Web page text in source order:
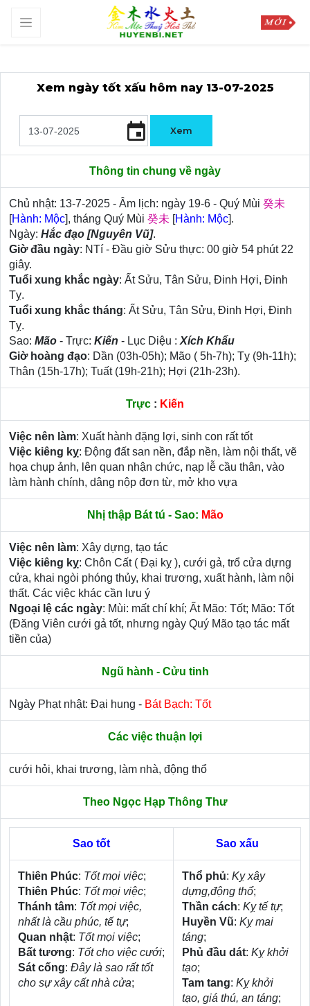
Xem ngày tốt xấu hôm nay 13-07-2025
event
Thông tin chung về ngày
Chủ nhật: 13-7-2025 - Âm lịch: ngày 19-6 - Quý Mùi 癸未
[Hành: Mộc], tháng Quý Mùi 癸未 [Hành: Mộc].
Ngày: Hắc đạo [Nguyên Vũ].
Giờ đầu ngày: NTí - Đầu giờ Sửu thực: 00 giờ 54 phút 22
giây.
Tuổi xung khắc ngày: Ất Sửu, Tân Sửu, Đinh Hợi, Đinh
Tỵ.
Tuổi xung khắc tháng: Ất Sửu, Tân Sửu, Đinh Hợi, Đinh
Tỵ.
Sao: Mão - Trực: Kiến - Lục Diệu : Xích Khẩu
Giờ hoàng đạo: Dần (03h-05h); Mão ( 5h-7h); Tỵ (9h-11h);
Thân (15h-17h); Tuất (19h-21h); Hợi (21h-23h).
Trực : Kiến
Việc nên làm: Xuất hành đặng lợi, sinh con rất tốt
Việc kiêng kỵ: Động đất san nền, đắp nền, làm nội thất, vẽ
họa chụp ảnh, lên quan nhận chức, nạp lễ cầu thân, vào
làm hành chính, dâng nộp đơn từ, mở kho vựa
Nhị thập Bát tú - Sao: Mão
Việc nên làm: Xây dựng, tạo tác
Việc kiêng kỵ: Chôn Cất ( Đại kỵ ), cưới gả, trổ cửa dựng
cửa, khai ngòi phóng thủy, khai trương, xuất hành, làm nội
thất. Các việc khác cần lưu ý
Ngoại lệ các ngày: Mùi: mất chí khí; Ất Mão: Tốt; Mão: Tốt
(Đăng Viên cưới gả tốt, nhưng ngày Quý Mão tạo tác mất
tiền của)
Ngũ hành - Cửu tinh
Ngày Phạt nhật: Đại hung - Bát Bạch: Tốt
Các việc thuận lợi
cưới hỏi, khai trương, làm nhà, động thổ
Theo Ngọc Hạp Thông Thư
Sao tốt Sao xấu
Thiên Phúc: Tốt mọi việc;
Thiên Phúc: Tốt mọi việc;
Thánh tâm: Tốt mọi việc,
nhất là cầu phúc, tế tự;
Quan nhật: Tốt mọi việc;
Bất tương: Tốt cho việc cưới;
Sát cống: Đây là sao rất tốt
cho sự xây cất nhà cửa;
Thổ phủ: Kỵ xây
dựng,động thổ;
Thần cách: Kỵ tế tự;
Huyền Vũ: Kỵ mai
táng;
Phủ đầu dát: Kỵ khởi
tạo;
Tam tang: Kỵ khởi
tạo, giá thú, an táng;